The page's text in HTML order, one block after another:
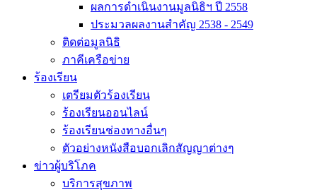
ผลการดำเนินงานมูลนิธิฯ ปี 2558
ประมวลผลงานสำคัญ 2538 - 2549
ติดต่อมูลนิธิ
ภาคีเครือข่าย
ร้องเรียน
เตรียมตัวร้องเรียน
ร้องเรียนออนไลน์
ร้องเรียนช่องทางอื่นๆ
ตัวอย่างหนังสือบอกเลิกสัญญาต่างๆ
ข่าวผู้บริโภค
บริการสุขภาพ